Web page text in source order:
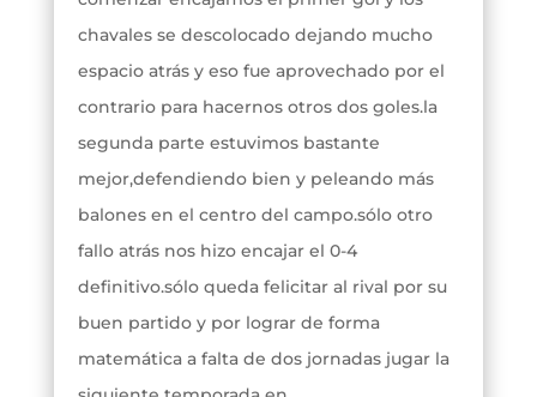
chavales se descolocado dejando mucho
espacio atrás y eso fue aprovechado por el
contrario para hacernos otros dos goles.la
segunda parte estuvimos bastante
mejor,defendiendo bien y peleando más
balones en el centro del campo.sólo otro
fallo atrás nos hizo encajar el 0-4
definitivo.sólo queda felicitar al rival por su
buen partido y por lograr de forma
matemática a falta de dos jornadas jugar la